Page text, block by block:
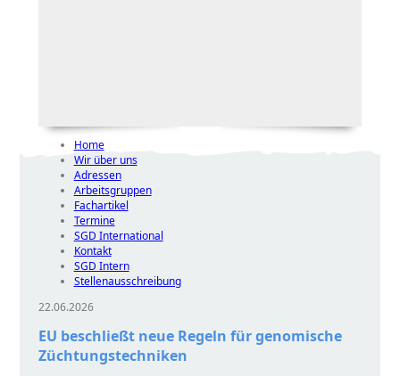
Home
Wir über uns
Adressen
Arbeitsgruppen
Fachartikel
Termine
SGD International
Kontakt
SGD Intern
Stellenausschreibung
22.06.2026
EU beschließt neue Regeln für genomische
Züchtungstechniken